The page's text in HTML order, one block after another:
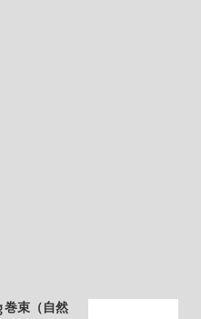
巻束（自然